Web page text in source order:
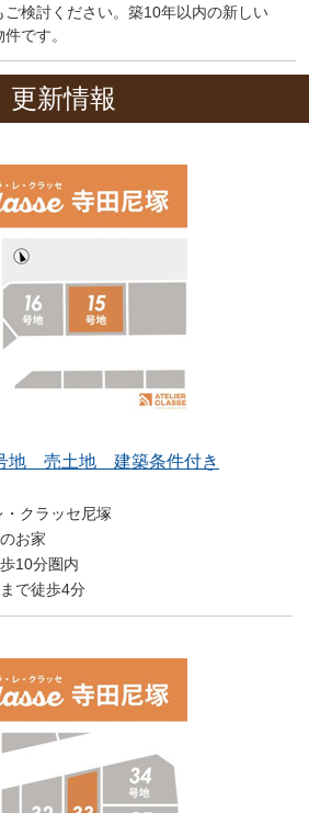
ご検討ください。築10年以内の新しい
件です。
更新情報
地 売土地 建築条件付き
クラッセ尼塚
お家
10分圏内
で徒歩4分